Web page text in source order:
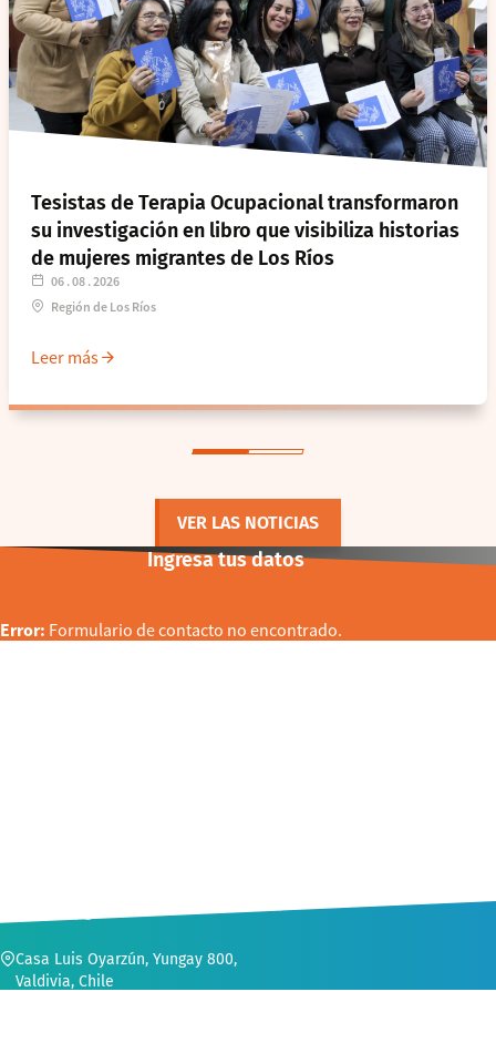
06 . 08 . 2026
Región de Los Ríos
Tesistas de Terapia Ocupacional transformaron
su investigación en libro que visibiliza historias
de mujeres migrantes de Los Ríos
Leer más
VER LAS NOTICIAS
Ingresa tus datos
Error: Formulario de contacto no encontrado.
CONTACTO
Casa Luis Oyarzún, Yungay 800,
Valdivia, Chile